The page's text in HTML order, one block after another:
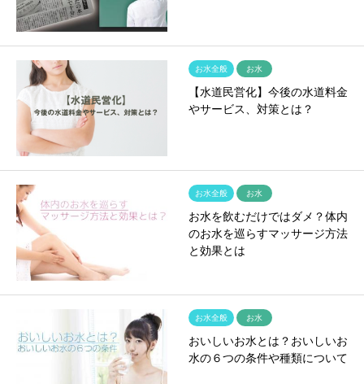
お水全般 お水
【水道民営化】今後の水道料金
やサービス、対策とは？
お水全般 お水
お水を飲むだけではダメ？体内
のお水を巡らすマッサージ方法
と効果とは
お水全般 お水
おいしいお水とは？おいしいお
水の６つの条件や種類について